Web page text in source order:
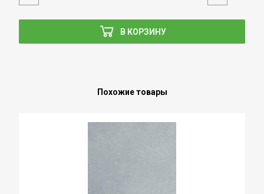
В КОРЗИНУ
Похожие товары